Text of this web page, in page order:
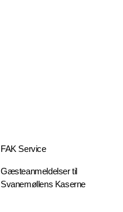
FAK Service
Gæsteanmeldelser til
Svanemøllens Kaserne